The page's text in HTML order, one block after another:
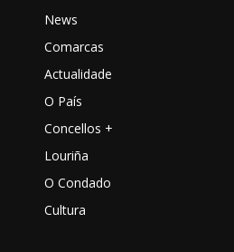
News
Comarcas
Actualidade
O País
Concellos +
Louriña
O Condado
Cultura